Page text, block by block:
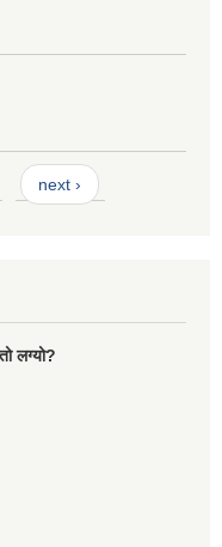
next ›
लग्यो?